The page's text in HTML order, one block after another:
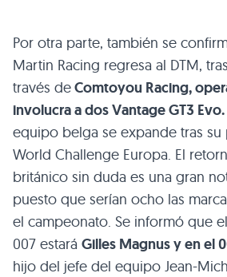
Por otra parte, también se
Martin Racing regresa al DTM,
través deComtoyou Racing,
involucra a dos Vantage GT3 Evo.
equipo belga se expande tras su
World Challenge Europa. El
británico sin duda es una gran
puesto que serían ocho las
el campeonato. Se informó que
007 estará Gilles Magnus y en el
hijo del jefe del equipo Jean-